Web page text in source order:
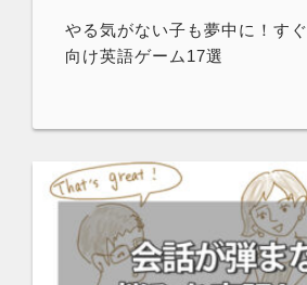
やる気がない子も夢中に！す
向け英語ゲーム17選